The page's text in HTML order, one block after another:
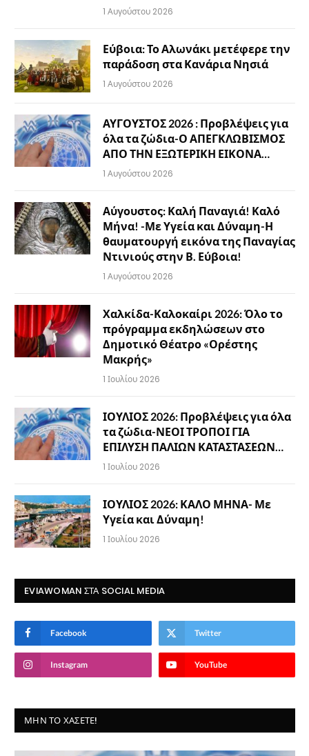
1 Αυγούστου 2026
Εύβοια: Το Αλωνάκι μετέφερε την
παράδοση στα Κανάρια Νησιά
1 Αυγούστου 2026
ΑΥΓΟΥΣΤΟΣ 2026 : Προβλέψεις για
όλα τα ζώδια-Ο ΑΠΕΓΚΛΩΒΙΣΜΟΣ
ΑΠΟ ΤΗΝ ΕΞΩΤΕΡΙΚΗ ΕΙΚΟΝΑ…
1 Αυγούστου 2026
Αύγουστος: Καλή Παναγιά! Καλό
Μήνα! -Με Υγεία και Δύναμη-Η
θαυματουργή εικόνα της Παναγίας
Ντινιούς στην Β. Εύβοια!
1 Αυγούστου 2026
Χαλκίδα-Καλοκαίρι 2026: Όλο το
πρόγραμμα εκδηλώσεων στο
Δημοτικό Θέατρο «Ορέστης
Μακρής»
1 Ιουλίου 2026
ΙΟΥΛΙΟΣ 2026: Προβλέψεις για όλα
τα ζώδια-ΝΕΟΙ ΤΡΟΠΟΙ ΓΙΑ
ΕΠΙΛΥΣΗ ΠΑΛΙΩΝ ΚΑΤΑΣΤΑΣΕΩΝ…
1 Ιουλίου 2026
ΙΟΥΛΙΟΣ 2026: ΚΑΛΟ ΜΗΝΑ- Με
Υγεία και Δύναμη!
1 Ιουλίου 2026
EVIAWOMAN ΣΤΑ SOCIAL MEDIA
Facebook Twitter
Instagram YouTube
ΜΗΝ ΤΟ ΧΆΣΕΤΕ!